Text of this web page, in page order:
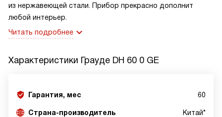
из нержавеющей стали. Прибор прекрасно дополнит
любой интерьер.
Читать подробнее
Характеристики Грауде DH 60 0 GE
Гарантия, мес 60
Страна-производитель Китай*